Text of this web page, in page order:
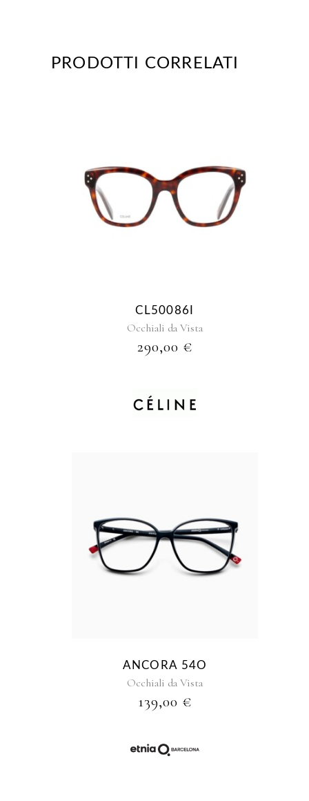
PRODOTTI CORRELATI
CL50086I
Occhiali da Vista
290,00 €
ANCORA 54O
Occhiali da Vista
139,00 €